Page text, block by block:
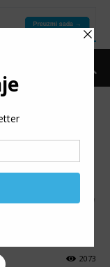
nastupa i rezultata
pomislili bi
klubu.
2073